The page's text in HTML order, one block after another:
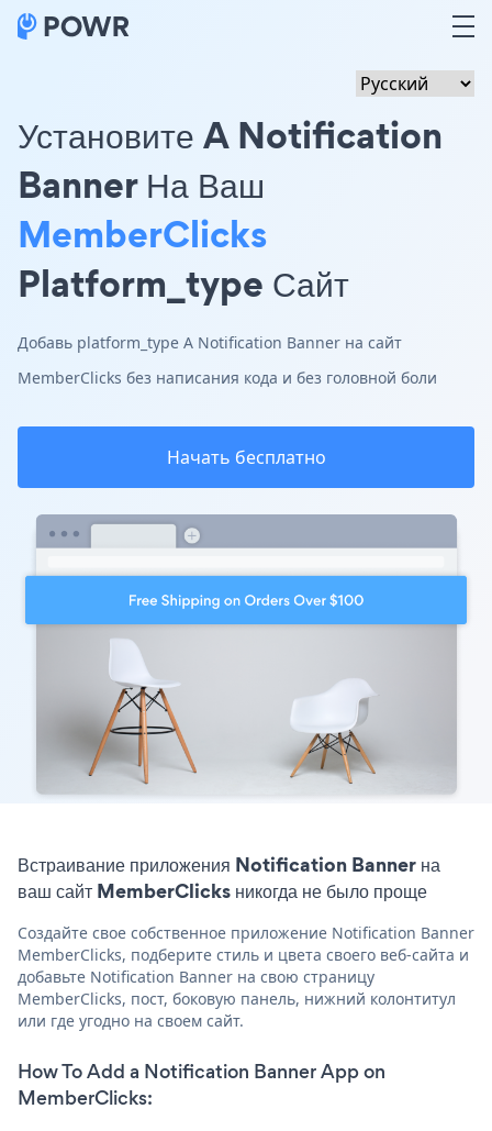
Установите A Notification
Banner На Ваш
MemberClicks
Platform_type Сайт
Добавь platform_type A Notification Banner на сайт
MemberClicks без написания кода и без головной боли
Начать бесплатно
Встраивание приложения Notification Banner на
ваш сайт MemberClicks никогда не было проще
Создайте свое собственное приложение Notification Banner
MemberClicks, подберите стиль и цвета своего веб-сайта и
добавьте Notification Banner на свою страницу
MemberClicks, пост, боковую панель, нижний колонтитул
или где угодно на своем сайт.
How To Add a Notification Banner App on
MemberClicks: